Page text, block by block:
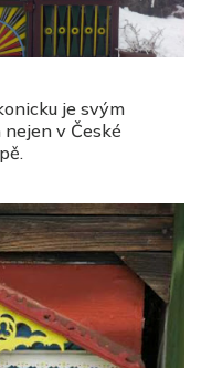
je svým
v České